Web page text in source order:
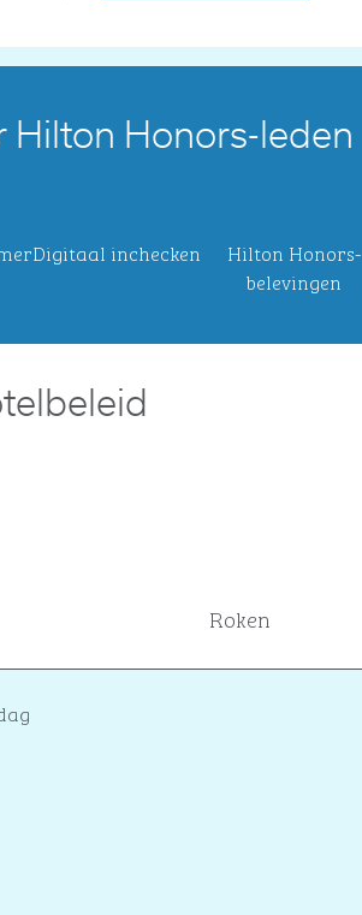
Hilton Honors-leden
Digitaal inchecken
Hilton Honors-
belevingen
Roken